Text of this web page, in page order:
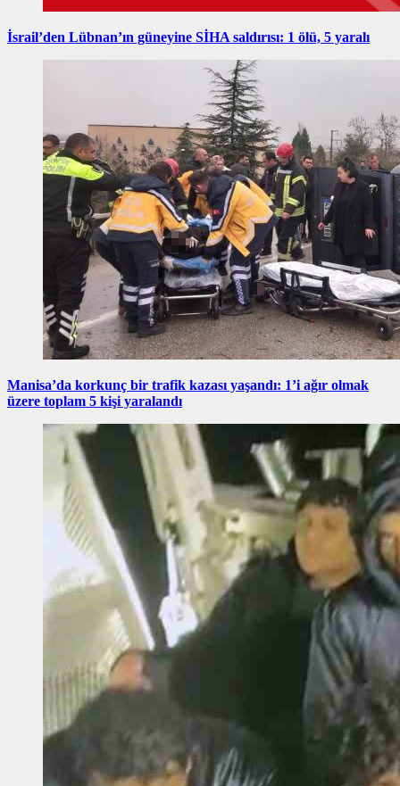
İsrail’den Lübnan’ın güneyine SİHA saldırısı: 1 ölü, 5 yaralı
Manisa’da korkunç bir trafik kazası yaşandı: 1’i ağır olmak
üzere toplam 5 kişi yaralandı